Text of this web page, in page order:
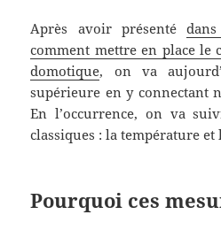
Après avoir présenté
comment mettre en place
domotique, on va
supérieure en y connectant
En l’occurrence, on va
classiques : la température et
Pourquoi ces